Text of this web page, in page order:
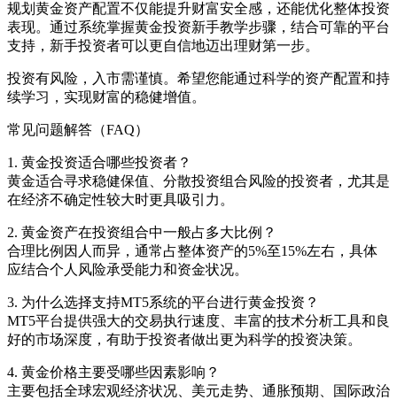
规划黄金资产配置不仅能提升财富安全感，还能优化整体投资
表现。通过系统掌握黄金投资新手教学步骤，结合可靠的平台
支持，新手投资者可以更自信地迈出理财第一步。
投资有风险，入市需谨慎。希望您能通过科学的资产配置和持
续学习，实现财富的稳健增值。
常见问题解答（FAQ）
1. 黄金投资适合哪些投资者？
黄金适合寻求稳健保值、分散投资组合风险的投资者，尤其是
在经济不确定性较大时更具吸引力。
2. 黄金资产在投资组合中一般占多大比例？
合理比例因人而异，通常占整体资产的5%至15%左右，具体
应结合个人风险承受能力和资金状况。
3. 为什么选择支持MT5系统的平台进行黄金投资？
MT5平台提供强大的交易执行速度、丰富的技术分析工具和良
好的市场深度，有助于投资者做出更为科学的投资决策。
4. 黄金价格主要受哪些因素影响？
主要包括全球宏观经济状况、美元走势、通胀预期、国际政治